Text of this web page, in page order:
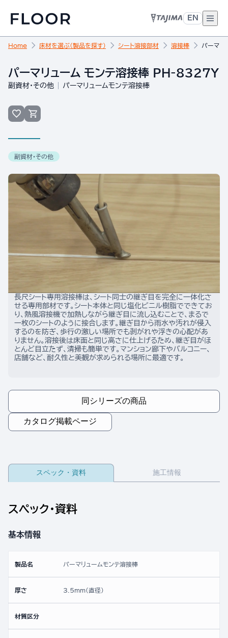
EN
Home 床材を選ぶ（製品を探す） シート溶接部材 溶接棒 パーマ
パーマリューム モンテ溶接棒 PH-8327Y
副資材・その他 パーマリュームモンテ溶接棒
副資材・その他
長尺シート専用溶接棒は、シート同士の継ぎ目を完全に一体化さ
せる専用部材です。シート本体と同じ塩化ビニル樹脂でできてお
り、熱風溶接機で加熱しながら継ぎ目に流し込むことで、まるで
一枚のシートのように接合します。継ぎ目から雨水や汚れが侵入
するのを防ぎ、歩行の激しい場所でも剥がれや浮きの心配があ
りません。溶接後は床面と同じ高さに仕上げるため、継ぎ目がほ
とんど目立たず、清掃も簡単です。マンション廊下やバルコニー、
店舗など、耐久性と美観が求められる場所に最適です。
同シリーズの商品
カタログ掲載ページ
スペック・資料 施工情報
スペック・資料
基本情報
製品名 パーマリュームモンテ溶接棒
厚さ 3.5mm(直径)
材質区分